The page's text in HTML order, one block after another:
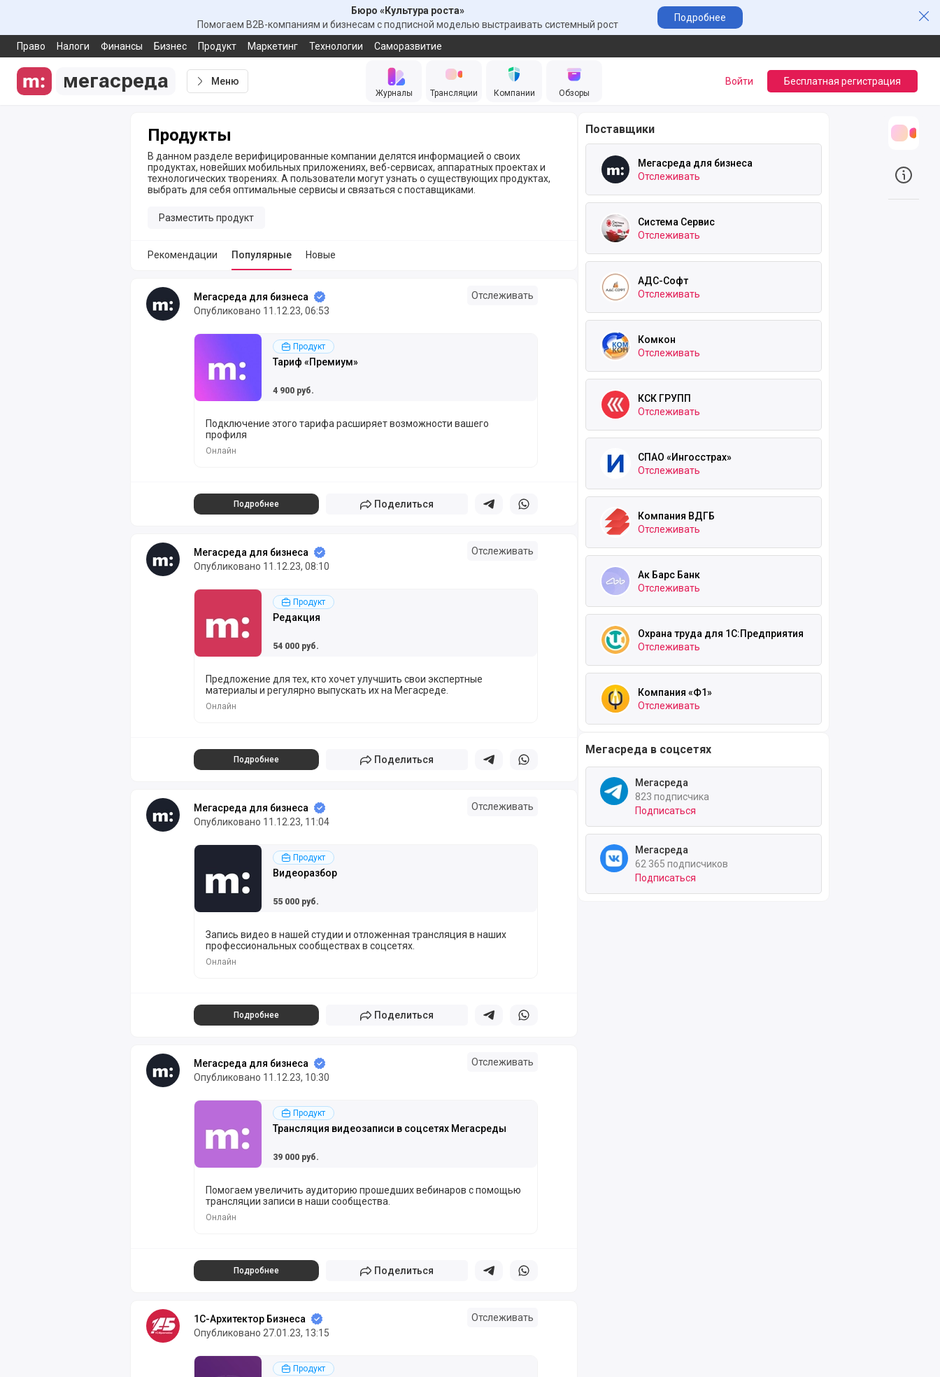
Бюро «Культура роста»
Помогаем B2B-компаниям и бизнесам с подписной моделью выстраивать системный рост
Подробнее
Право Налоги Финансы Бизнес Продукт Маркетинг Технологии Саморазвитие
мегасреда Меню
Журналы Трансляции Компании Обзоры
Войти Бесплатная регистрация
Продукты
В данном разделе верифицированные компании делятся информацией о своих
продуктах, новейших мобильных приложениях, веб-сервисах, аппаратных проектах и
технологических творениях. А пользователи могут узнать о существующих продуктах,
выбрать для себя оптимальные сервисы и связаться с поставщиками.
Разместить продукт
Рекомендации Популярные Новые
Популярные продукты от авторов Мегасреды
Мегасреда для бизнеса
Опубликовано 11.12.23, 06:53
Отслеживать
Подробнее Продукт
Тариф «Премиум»
4 900 руб.
Подключение этого тарифа расширяет возможности вашего
профиля
Онлайн
Подробнее Поделиться Поделиться в телеграм
Поделиться в whatsapp
Мегасреда для бизнеса
Опубликовано 11.12.23, 08:10
Отслеживать
Подробнее Продукт
Редакция
54 000 руб.
Предложение для тех, кто хочет улучшить свои экспертные
материалы и регулярно выпускать их на Мегасреде.
Онлайн
Подробнее Поделиться Поделиться в телеграм
Поделиться в whatsapp
Мегасреда для бизнеса
Опубликовано 11.12.23, 11:04
Отслеживать
Подробнее Продукт
Видеоразбор
55 000 руб.
Запись видео в нашей студии и отложенная трансляция в наших
профессиональных сообществах в соцсетях.
Онлайн
Подробнее Поделиться Поделиться в телеграм
Поделиться в whatsapp
Мегасреда для бизнеса
Опубликовано 11.12.23, 10:30
Отслеживать
Подробнее Продукт
Трансляция видеозаписи в соцсетях Мегасреды
39 000 руб.
Помогаем увеличить аудиторию прошедших вебинаров с помощью
трансляции записи в наши сообщества.
Онлайн
Подробнее Поделиться Поделиться в телеграм
Поделиться в whatsapp
1С-Архитектор Бизнеса
Опубликовано 27.01.23, 13:15
Отслеживать
Подробнее Продукт
Поставщики
Мегасреда для бизнеса
Отслеживать
Система Сервис
Отслеживать
АДС-Софт
Отслеживать
Комкон
Отслеживать
КСК ГРУПП
Отслеживать
СПАО «Ингосстрах»
Отслеживать
Компания ВДГБ
Отслеживать
Ак Барс Банк
Отслеживать
Охрана труда для 1С:Предприятия
Отслеживать
Компания «Ф1»
Отслеживать
Мегасреда в соцсетях
Мегасреда
823 подписчика
Подписаться
Мегасреда
62 365 подписчиков
Подписаться
О